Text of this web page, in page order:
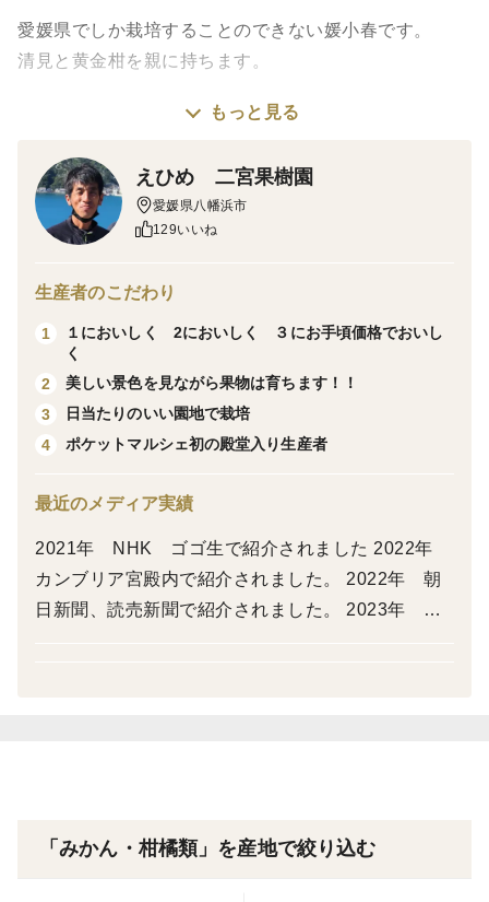
愛媛県でしか栽培することのできない媛小春です。
清見と黄金柑を親に持ちます。
大きさは黄金柑橘と同等（ミカンの小粒くらいが多いで
見た目は黄色いですが、酸味もなく 皮もミカンのよ
味は美味しいです。甘平のような濃厚な味ではなく、
さわやかな味、何個でも食べたくなるようなさわやかな
味です。
欠点はみかんの小粒くらいなので小さいこと、これは
親の黄金柑も小さいので親譲りです。
い
食べたことのない人も媛小春をよろしくお願いします
もっと見る
えひめ 二宮果樹園
愛媛県八幡浜市
129いいね
生産者のこだわり
1
１においしく 2においしく ３にお手頃価格でおいし
く
2
美しい景色を見ながら果物は育ちます！！
3
日当たりのいい園地で栽培
4
ポケットマルシェ初の殿堂入り生産者
最近のメディア実績
2021年 NHK ゴゴ生で紹介されました 2022年
カンブリア宮殿内で紹介されました。 2022年 朝
日新聞、読売新聞で紹介されました。 2023年 NH
「みかん・柑橘類」を産地で絞り込む